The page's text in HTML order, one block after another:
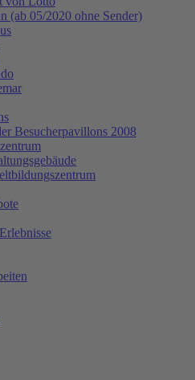
(ab 05/2020 ohne Sender)
Besucherpavillons 2008